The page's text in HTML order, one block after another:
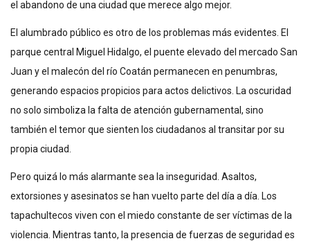
el abandono de una ciudad que merece algo mejor.
El alumbrado público es otro de los problemas más evidentes. El
parque central Miguel Hidalgo, el puente elevado del mercado San
Juan y el malecón del río Coatán permanecen en penumbras,
generando espacios propicios para actos delictivos. La oscuridad
no solo simboliza la falta de atención gubernamental, sino
también el temor que sienten los ciudadanos al transitar por su
propia ciudad.
Pero quizá lo más alarmante sea la inseguridad. Asaltos,
extorsiones y asesinatos se han vuelto parte del día a día. Los
tapachultecos viven con el miedo constante de ser víctimas de la
violencia. Mientras tanto, la presencia de fuerzas de seguridad es